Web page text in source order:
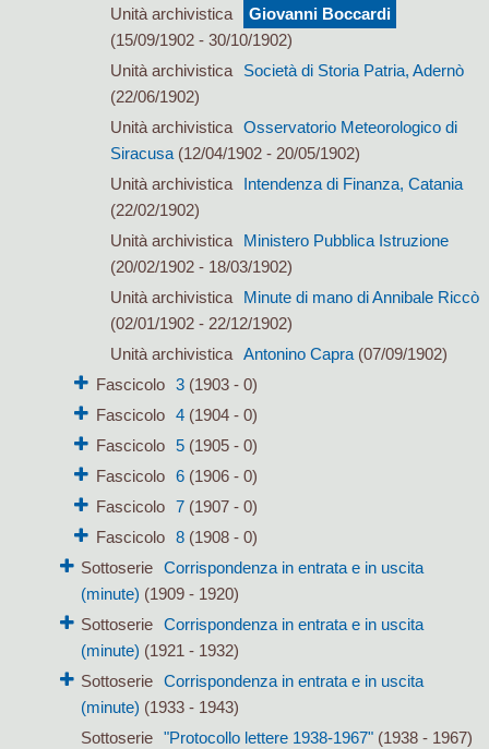
Unità archivistica
Giovanni Boccardi
(15/09/1902 - 30/10/1902)
Unità archivistica
Società di Storia Patria, Adernò
(22/06/1902)
Unità archivistica Osservatorio Meteorologico di
Siracusa(12/04/1902 - 20/05/1902)
Unità archivistica
Intendenza di Finanza, Catania
(22/02/1902)
Unità archivistica
Ministero Pubblica Istruzione
(20/02/1902 - 18/03/1902)
Unità archivistica
Minute di mano di Annibale Riccò
(02/01/1902 - 22/12/1902)
Unità archivistica Antonino Capra(07/09/1902)
Fascicolo
3(1903 - 0)
Fascicolo
4(1904 - 0)
Fascicolo
5(1905 - 0)
Fascicolo
6(1906 - 0)
Fascicolo
7(1907 - 0)
Fascicolo
8(1908 - 0)
Sottoserie
Corrispondenza in entrata e in uscita
(minute) (1909 - 1920)
Sottoserie
Corrispondenza in entrata e in uscita
(minute) (1921 - 1932)
Sottoserie
Corrispondenza in entrata e in uscita
(minute) (1933 - 1943)
Sottoserie
"Protocollo lettere 1938-1967" (1938 - 1967)